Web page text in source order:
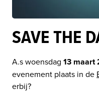
SAVE THE
A.s woensdag 13 maart
evenement plaats in de
erbij?